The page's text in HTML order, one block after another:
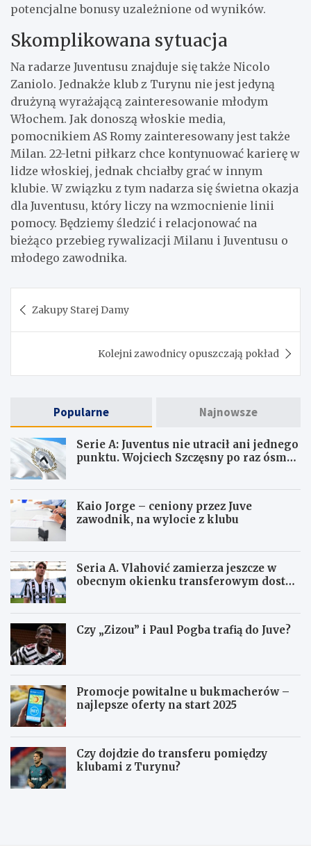
potencjalne bonusy uzależnione od wyników.
Skomplikowana sytuacja
Na radarze Juventusu znajduje się także Nicolo
Zaniolo. Jednakże klub z Turynu nie jest jedyną
drużyną wyrażającą zainteresowanie młodym
Włochem. Jak donoszą włoskie media,
pomocnikiem AS Romy zainteresowany jest także
Milan. 22-letni piłkarz chce kontynuować karierę w
lidze włoskiej, jednak chciałby grać w innym
klubie. W związku z tym nadarza się świetna okazja
dla Juventusu, który liczy na wzmocnienie linii
pomocy. Będziemy śledzić i relacjonować na
bieżąco przebieg rywalizacji Milanu i Juventusu o
młodego zawodnika.
wpisu
Zakupy Starej Damy
Kolejni zawodnicy opuszczają pokład
Popularne Najnowsze
Serie A: Juventus nie utracił ani jednego
punktu. Wojciech Szczęsny po raz ósmy
Kaio Jorge – ceniony przez Juve
zawodnik, na wylocie z klubu
Seria A. Vlahović zamierza jeszcze w
obecnym okienku transferowym dostać
Czy „Zizou” i Paul Pogba trafią do Juve?
Promocje powitalne u bukmacherów –
najlepsze oferty na start 2025
Czy dojdzie do transferu pomiędzy
klubami z Turynu?
J
Z